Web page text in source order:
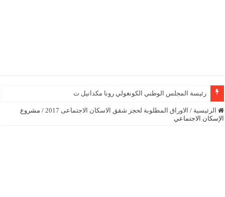
رئيسة المجلس الوطني الكونغولي رونا مكدانيل تدعو إلى التح
الرئيسية / الاوراق المطلوبة لحجز شقق الاسكان الاجتماعى 2017 / مشروع
الإسكان الاجتماعي